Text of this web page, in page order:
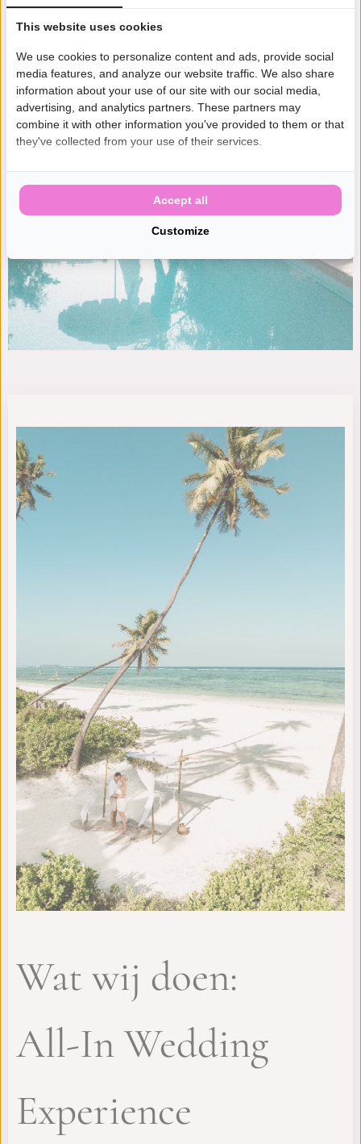
Wat wij doen:
All-In Wedding
Experience
This website uses cookies
We use cookies to personalize content and ads, provide social
media features, and analyze our website traffic. We also share
information about your use of our site with our social media,
advertising, and analytics partners. These partners may
combine it with other information you've provided to them or that
they've collected from your use of their services.
Customize
Accept all